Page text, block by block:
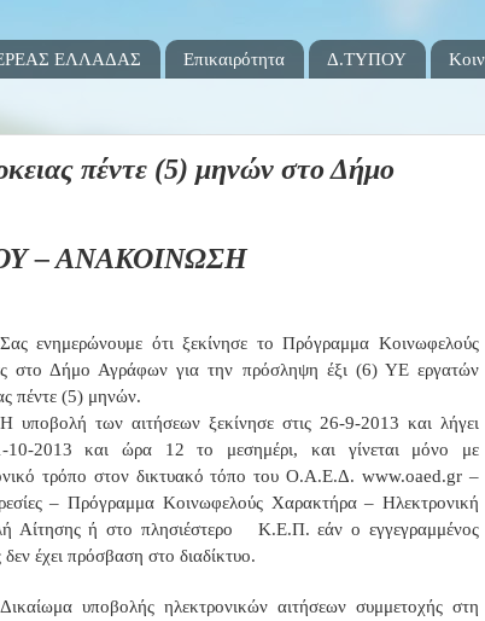
ΕΛΛΑΔΑΣ Επικαιρότητα Δ.ΤΥΠΟΥ
πέντε (5) μηνών στο Δήμο
– ΑΝΑΚΟΙΝΩΣΗ
Σας ενημερώνουμε ότι ξεκίνησε το Πρόγραμμα Κοινωφελούς
στο Δήμο Αγράφων για την πρόσληψη έξι (6) ΥΕ εργατών
πέντε (5) μηνών.
Η υποβολή των αιτήσεων ξεκίνησε στις 26-9-2013 και λήγει
10-2013 και ώρα 12 το μεσημέρι, και γίνεται μόνο με
τρόπο στον δικτυακό τόπο του Ο.Α.Ε.Δ. www.oaed.gr –
– Πρόγραμμα Κοινωφελούς Χαρακτήρα – Ηλεκτρονική
Αίτησης ή στο πλησιέστερο
Κ.Ε.Π. εάν ο εγγεγραμμένος
δεν έχει πρόσβαση στο διαδίκτυο.
Δικαίωμα υποβολής ηλεκτρονικών αιτήσεων συμμετοχής στη